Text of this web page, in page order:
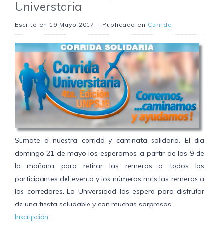
Universtaria
Escrito en 19 Mayo 2017 . | Publicado en Corrida
Sumate a nuestra corrida y caminata solidaria. El dia
domingo 21 de mayo los esperamos a partir de las 9 de
la mañana para retirar las remeras a todos los
participantes del evento y los números mas las remeras a
los corredores. La Universidad los espera para disfrutar
de una fiesta saludable y con muchas sorpresas.
Inscripción